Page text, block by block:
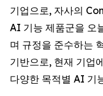
기업으로, 자사의
AI 기능 제품군을 오
며 규정을 준수하는
기반으로, 현재 기업
다양한 목적별 AI 기